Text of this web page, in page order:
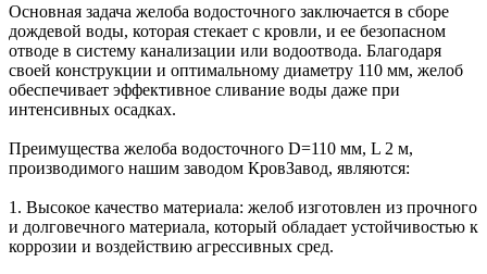
Основная задача желоба водосточного заключается в сборе
дождевой воды, которая стекает с кровли, и ее безопасном
отводе в систему канализации или водоотвода. Благодаря
своей конструкции и оптимальному диаметру 110 мм, желоб
обеспечивает эффективное сливание воды даже при
интенсивных осадках.
Преимущества желоба водосточного D=110 мм, L 2 м,
производимого нашим заводом КровЗавод, являются:
1. Высокое качество материала: желоб изготовлен из прочного
и долговечного материала, который обладает устойчивостью к
коррозии и воздействию агрессивных сред.